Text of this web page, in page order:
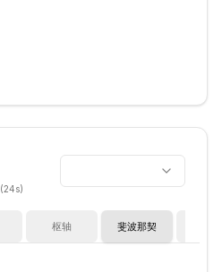
(24s)
枢轴 斐波那契